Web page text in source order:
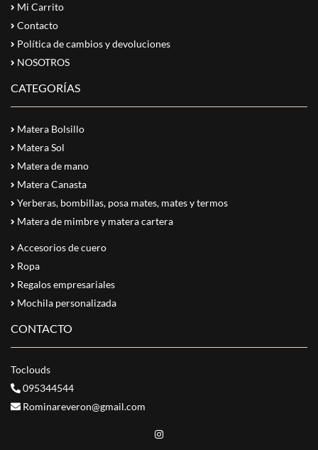
Mi Carrito
Contacto
Política de cambios y devoluciones
NOSOTROS
CATEGORÍAS
Matera Bolsillo
Matera Sol
Matera de mano
Matera Canasta
Yerberas, bombillas, posa mates, mates y termos
Matera de mimbre y matera cartera
Accesorios de cuero
Ropa
Regalos empresariales
Mochila personalizada
CONTACTO
Toclouds
095344544
Rominareveron@gmail.com